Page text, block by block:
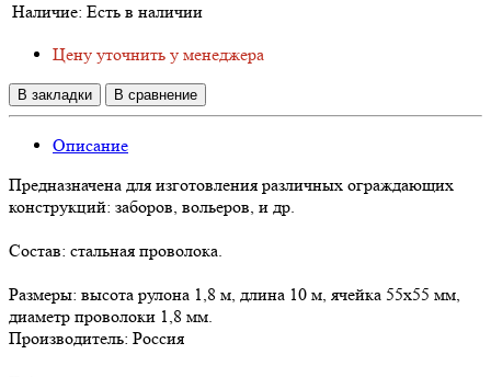
Наличие: Есть в наличии
Цену уточнить у менеджера
В закладки В сравнение
Описание
Предназначена для изготовления различных ограждающих
конструкций: заборов, вольеров, и др.
Состав: стальная проволока.
Размеры: высота рулона 1,8 м, длина 10 м, ячейка 55х55 мм,
диаметр проволоки 1,8 мм.
Производитель: Россия